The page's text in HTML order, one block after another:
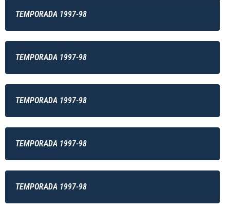
TEMPORADA 1997-98
TEMPORADA 1997-98
TEMPORADA 1997-98
TEMPORADA 1997-98
TEMPORADA 1997-98